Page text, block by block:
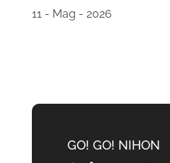
11 - Mag - 2026
GO! GO! NIHON